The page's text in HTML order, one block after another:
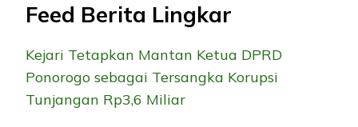
Feed Berita Lingkar
Kejari Tetapkan Mantan Ketua DPRD
Ponorogo sebagai Tersangka Korupsi
Tunjangan Rp3,6 Miliar